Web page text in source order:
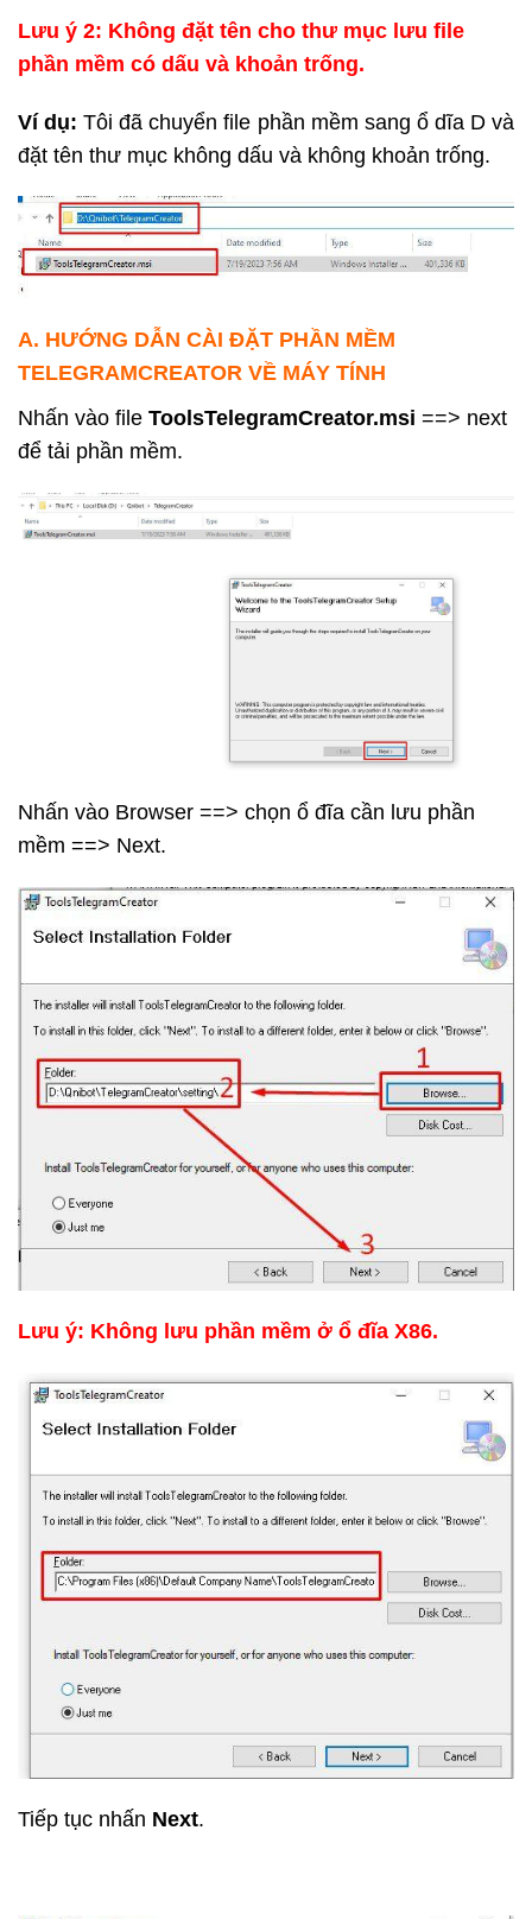
Lưu ý 2: Không đặt tên cho thư mục lưu file
phần mềm có dấu và khoản trống.
Ví dụ: Tôi đã chuyển file phần mềm sang ổ dĩa D và
đặt tên thư mục không dấu và không khoản trống.
A. HƯỚNG DẪN CÀI ĐẶT PHẦN MỀM
TELEGRAMCREATOR VỀ MÁY TÍNH
Nhấn vào file ToolsTelegramCreator.msi ==> next
để tải phần mềm.
Nhấn vào Browser ==> chọn ổ đĩa cần lưu phần
mềm ==> Next.
Lưu ý: Không lưu phần mềm ở ổ đĩa X86.
Tiếp tục nhấn Next.